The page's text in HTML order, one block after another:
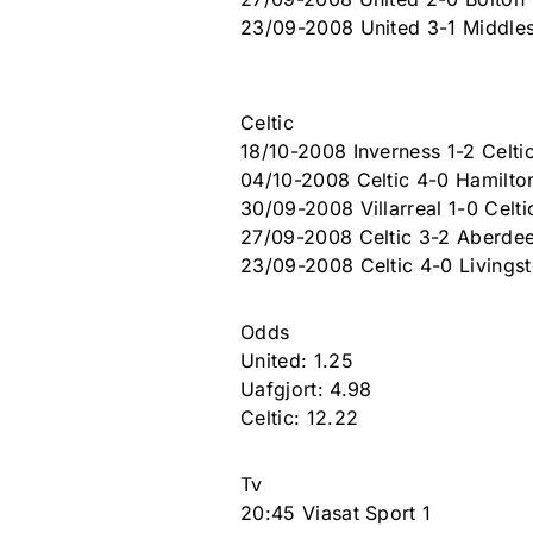
23/09-2008 United 3-1
Celtic
18/10-2008 Inverness 1-2
04/10-2008 Celtic 4-0
30/09-2008 Villarreal 1-0
27/09-2008 Celtic 3-2
23/09-2008 Celtic 4-0
Odds
United: 1.25
Uafgjort: 4.98
Celtic: 12.22
Tv
20:45 Viasat Sport 1